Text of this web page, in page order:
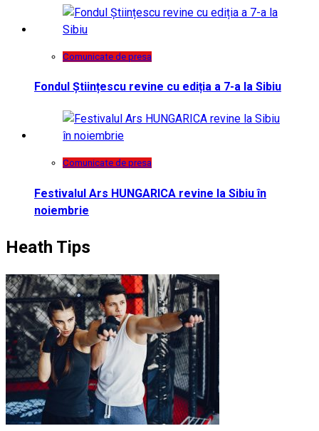
Comunicate de presa
Fondul Științescu revine cu ediția a 7-a la Sibiu
Comunicate de presa
Festivalul Ars HUNGARICA revine la Sibiu în
noiembrie
Heath Tips